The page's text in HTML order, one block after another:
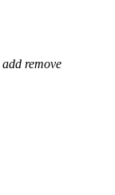
add remove